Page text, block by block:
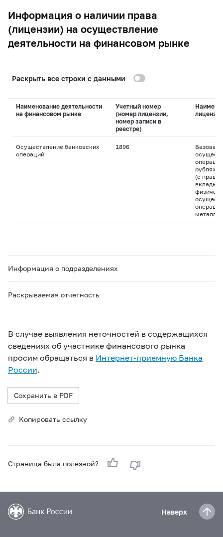
Информация о наличии права
(лицензии) на осуществление
деятельности на финансовом рынке
Раскрыть все строки с данными
Наименование деятельности
на финансовом рынке
Учетный номер
(номер лицензии,
номер записи в
реестре)
лицензии
Осуществление банковских
операций
1896
Базовая
рублях и
(с
вклады
Информация о подразделениях
Раскрываемая отчетность
В случае выявления неточностей в содержащихся
сведениях об участнике финансового рынка
просим обращаться в Интернет-приемную Банка
России.
Сохранить в PDF
Копировать ссылку
Страница была полезной?
Наверх